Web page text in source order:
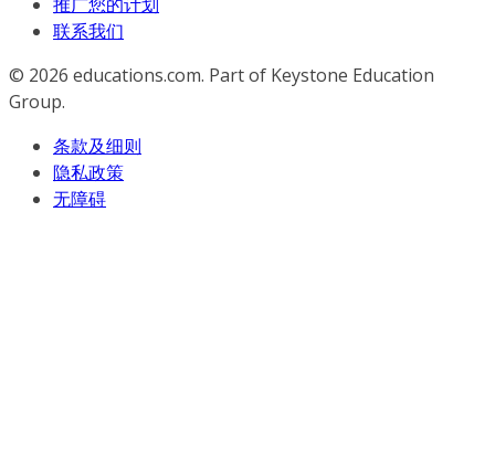
联系我们
© 2026 educations.com. Part of Keystone Education
Group.
条款及细则
隐私政策
无障碍